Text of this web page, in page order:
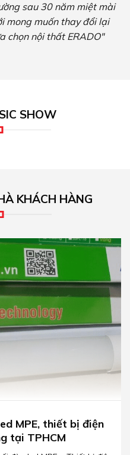
sau 30 năm miệt mài
mong muốn thay đổi lại
chọn nội thất ERADO"
SHOW
KHÁCH HÀNG
MPE, thiết bị điện
tại TPHCM